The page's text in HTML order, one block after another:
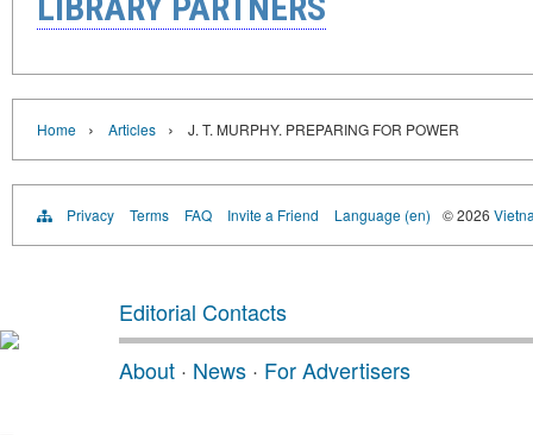
Home › Articles › J. T. MURPHY. PREPARING FOR POWER
Privacy Terms FAQ Invite a Friend Language (en) © 2026
Editorial Contacts
About · News · For Advertisers